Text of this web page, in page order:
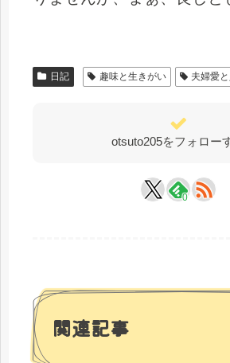
日記 趣味と生きがい 夫婦愛
otsuto205をフォロー
0
関連記事